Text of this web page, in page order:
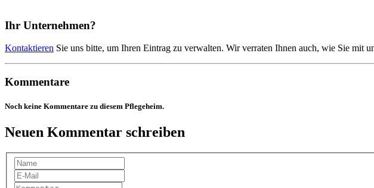
Ihr Unternehmen?
Kontaktieren Sie uns bitte, um Ihren Eintrag zu verwalten. Wir verraten Ihnen auch, wie Sie mit
Kommentare
Noch keine Kommentare zu diesem Pflegeheim.
Neuen Kommentar schreiben